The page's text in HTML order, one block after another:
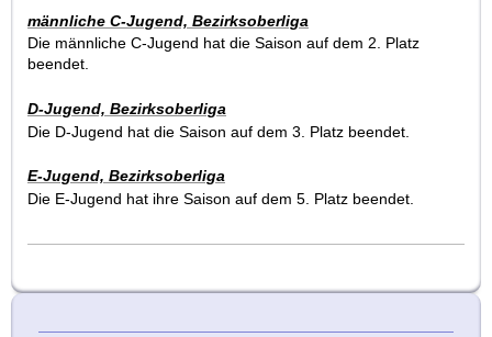
männliche C-Jugend, Bezirksoberliga
Die männliche C-Jugend hat die Saison auf dem 2. Platz
beendet.
D-Jugend, Bezirksoberliga
Die D-Jugend hat die Saison auf dem 3. Platz beendet.
E-Jugend, Bezirksoberliga
Die E-Jugend hat ihre Saison auf dem 5. Platz beendet.